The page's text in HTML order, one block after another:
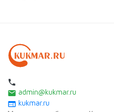
local_phone
email admin@kukmar.ru
web kukmar.ru